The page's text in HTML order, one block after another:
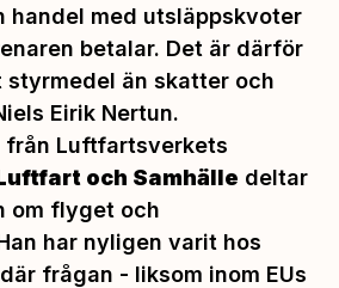
handel med utsläppskvoter
betalar. Det är därför
än skatter och
Eirik Nertun.
från Luftfartsverkets
och Samhälle deltar
om flyget och
har nyligen varit hos
frågan - liksom inom EUs